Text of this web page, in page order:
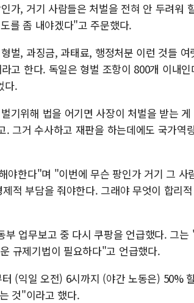
가, 거기 사람들은 처벌을 전혀 안 두려워
를 좀 내야겠다"고 주문했다.
벌, 과징금, 과태료, 행정처분 이런 것들 여
고 한다. 독일은 형벌 조항이 800개 이내인
다.
기위해 법을 어기면 사장이 처벌을 받는
그거 수사하고 재판을 하는데에도 국가역
야한다"며 "이번에 무슨 팡인가 거기 그 사
적 부담을 줘야한다. 그래야 무엇이 합리
부 업무보고 중 다시 쿠팡을 언급했다. 그
규제기법이 필요하다"고 언급했다.
(익일 오전) 6시까지 (야간 노동은) 50%
것"이라고 했다.